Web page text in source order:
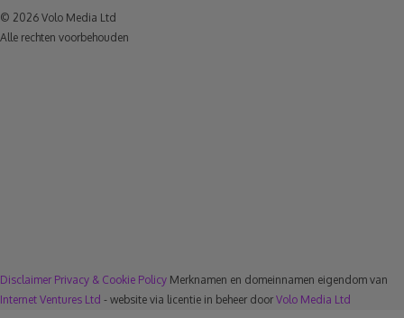
© 2026 Volo Media Ltd
Alle rechten voorbehouden
Disclaimer Privacy & Cookie Policy Merknamen en domeinnamen eigendom van
Internet Ventures Ltd - website via licentie in beheer door Volo Media Ltd